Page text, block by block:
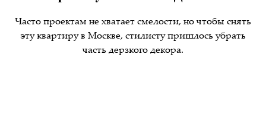
Часто проектам не хватает смелости, но чтобы снять
эту квартиру в Москве, стилисту пришлось убрать
часть дерзкого декора.